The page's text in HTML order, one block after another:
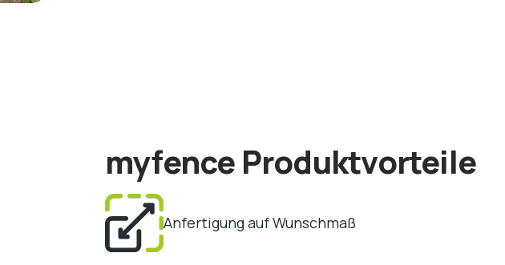
myfence Produktvorteile
Anfertigung auf Wunschmaß